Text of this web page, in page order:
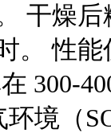
干燥
。 性
300-
境（